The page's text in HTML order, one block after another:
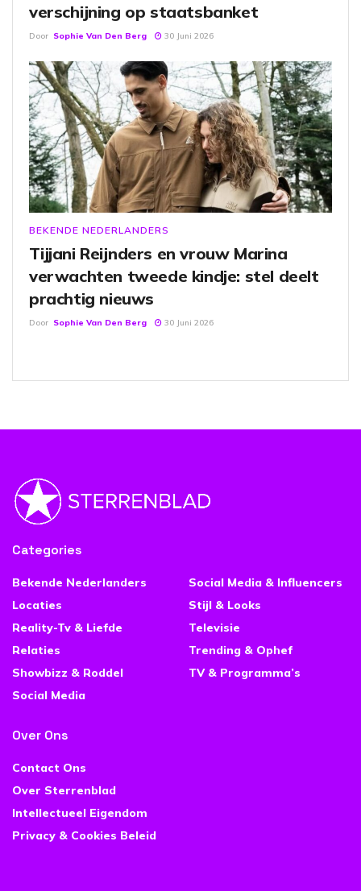
verschijning op staatsbanket
Door Sophie Van Den Berg 30 Juni 2026
BEKENDE NEDERLANDERS
Tijjani Reijnders en vrouw Marina
verwachten tweede kindje: stel deelt
prachtig nieuws
Door Sophie Van Den Berg 30 Juni 2026
Categories
Bekende Nederlanders
Locaties
Reality-Tv & Liefde
Relaties
Showbizz & Roddel
Social Media
Social Media & Influencers
Stijl & Looks
Televisie
Trending & Ophef
TV & Programma’s
Over Ons
Contact Ons
Over Sterrenblad
Intellectueel Eigendom
Privacy & Cookies Beleid